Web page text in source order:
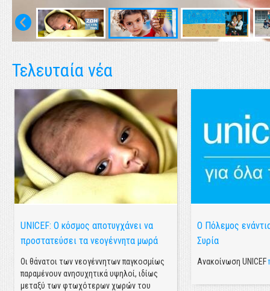
Τελευταία νέα
UNICEF: Ο κόσμος αποτυγχάνει να
προστατεύσει τα νεογέννητα μωρά
Οι θάνατοι των νεογέννητων παγκοσμίως
παραμένουν ανησυχητικά υψηλοί, ιδίως
μεταξύ των φτωχότερων χωρών του
Ο Πόλεμος
Συρία
Ανακοίνωση UNICEF